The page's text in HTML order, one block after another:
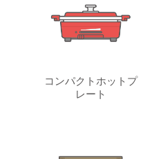
コンパクトホットプ
レート